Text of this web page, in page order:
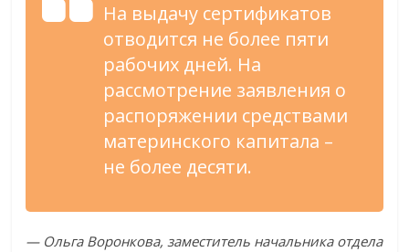
На выдачу сертификатов
отводится не более пяти
рабочих дней. На
рассмотрение заявления о
распоряжении средствами
материнского капитала –
не более десяти.
— Ольга Воронкова, заместитель начальника отдела